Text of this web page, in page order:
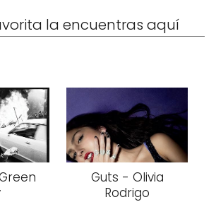
la encuentras aquí
Guts - Olivia
Rodrigo